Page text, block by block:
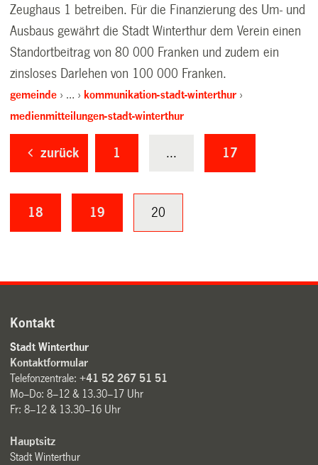
Zeughaus 1 betreiben. Für die Finanzierung des Um- und
Ausbaus gewährt die Stadt Winterthur dem Verein einen
Standortbeitrag von 80 000 Franken und zudem ein
zinsloses Darlehen von 100 000 Franken.
gemeinde …
kommunikation-stadt-winterthur
medienmitteilungen-stadt-winterthur
zurück 1 ... 17
18 19 20
Kontakt
Stadt Winterthur
Kontaktformular
Telefonzentrale:+41 52 267 51 51
Mo–Do: 8–12 & 13.30–17 Uhr
Fr: 8–12 & 13.30–16 Uhr
Hauptsitz
Stadt Winterthur